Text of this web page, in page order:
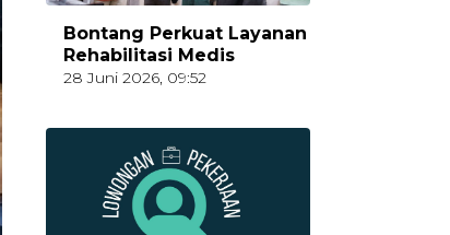
Bontang Perkuat Layanan
Rehabilitasi Medis
28 Juni 2026, 09:52